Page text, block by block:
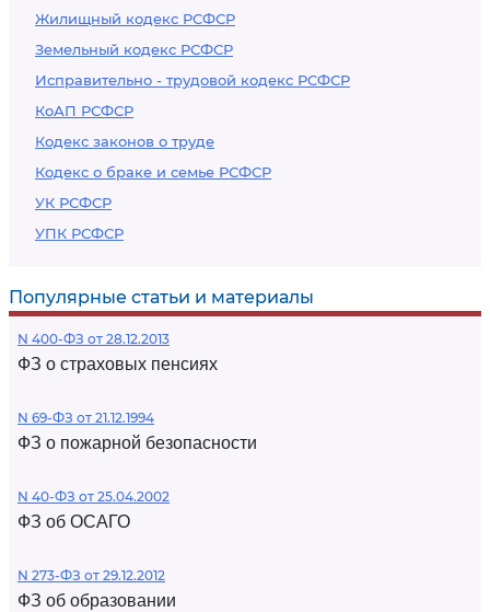
Жилищный кодекс РСФСР
Земельный кодекс РСФСР
Исправительно - трудовой кодекс РСФСР
КоАП РСФСР
Кодекс законов о труде
Кодекс о браке и семье РСФСР
УК РСФСР
УПК РСФСР
Популярные статьи и материалы
N 400-ФЗ от 28.12.2013
ФЗ о страховых пенсиях
N 69-ФЗ от 21.12.1994
ФЗ о пожарной безопасности
N 40-ФЗ от 25.04.2002
ФЗ об ОСАГО
N 273-ФЗ от 29.12.2012
ФЗ об образовании